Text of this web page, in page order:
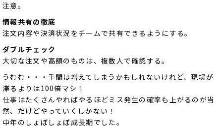
注意。
情報共有の徹底
注文内容や決済状況をチームで共有できるようにする。
ダブルチェック
大切な注文や高額のものは、複数人で確認する。
うむむ・・・手間は増えてしまうかもしれないけれど、現場が
滞るよりは100倍マシ！
仕事はたくさんやればやるほどミス発生の確率も上がるのが当
然、だけどやっていくしかない！
中年のしょぼしょぼ成長期でした。